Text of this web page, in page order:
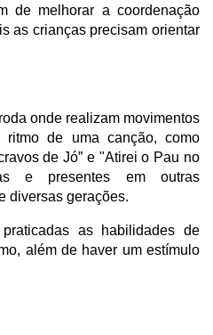
de melhorar a coordenação
as crianças precisam orientar
onde realizam movimentos
de uma canção, como
de Jó” e "Atirei o Pau no
diversas gerações.
as habilidades de
além de haver um estímulo